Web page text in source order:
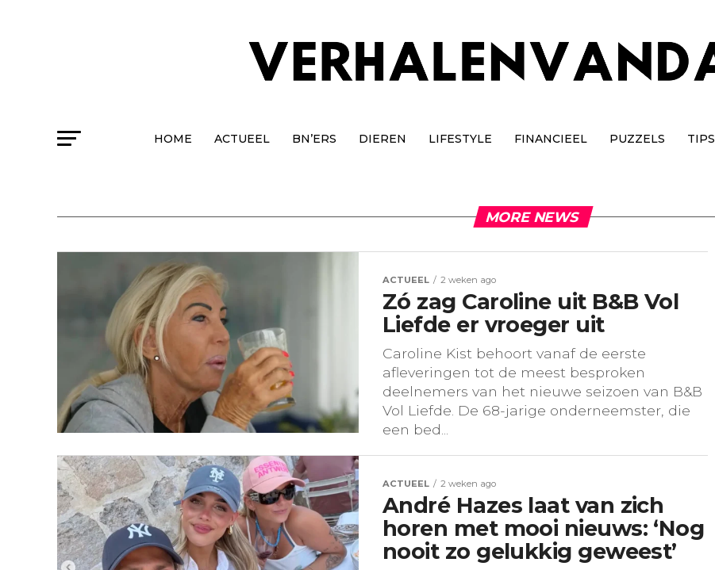
HOME ACTUEEL BN’ERS DIEREN LIFESTYLE FINANCIEEL PUZZELS TIPS
MORE NEWS
ACTUEEL 2 weken ago
Zó zag Caroline uit B&B Vol
Liefde er vroeger uit
Caroline Kist behoort vanaf de eerste
afleveringen tot de meest besproken
deelnemers van het nieuwe seizoen van B&B
Vol Liefde. De 68-jarige onderneemster, die
een bed...
ACTUEEL 2 weken ago
André Hazes laat van zich
horen met mooi nieuws: ‘Nog
nooit zo gelukkig geweest’